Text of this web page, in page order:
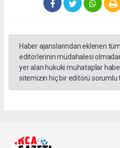
Haber ajanslarından eklenen
editörlerinin müdahalesi
yer alan hukuki muhataplar
sitemizin hiç bir editörü sorumlu